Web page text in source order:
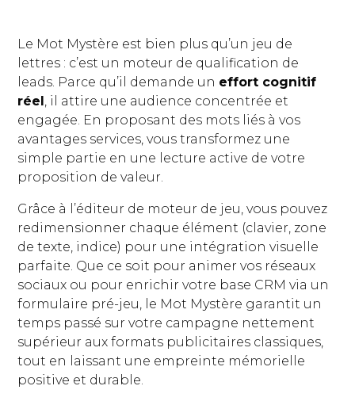
Le Mot Mystère est bien plus qu’un jeu de
lettres : c’est un moteur de qualification de
leads. Parce qu’il demande un effort cognitif
réel, il attire une audience concentrée et
engagée. En proposant des mots liés à vos
avantages services, vous transformez une
simple partie en une lecture active de votre
proposition de valeur.
Grâce à l’éditeur de moteur de jeu, vous pouvez
redimensionner chaque élément (clavier, zone
de texte, indice) pour une intégration visuelle
parfaite. Que ce soit pour animer vos réseaux
sociaux ou pour enrichir votre base CRM via un
formulaire pré-jeu, le Mot Mystère garantit un
temps passé sur votre campagne nettement
supérieur aux formats publicitaires classiques,
tout en laissant une empreinte mémorielle
positive et durable.